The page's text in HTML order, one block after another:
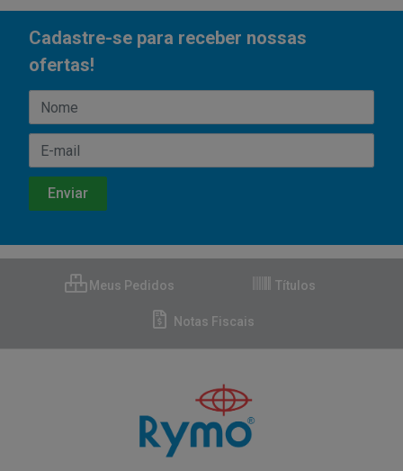
Cadastre-se para receber nossas
ofertas!
Meus Pedidos Títulos
Notas Fiscais